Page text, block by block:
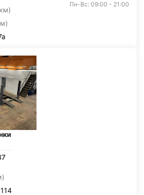
Пн-Вс: 09:00 - 21:00